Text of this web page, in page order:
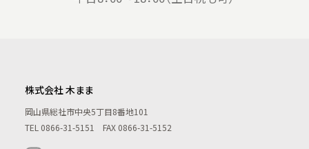
株式会社 木まま
岡山県総社市中央5丁目8番地101
TEL 0866-31-5151 FAX 0866-31-5152